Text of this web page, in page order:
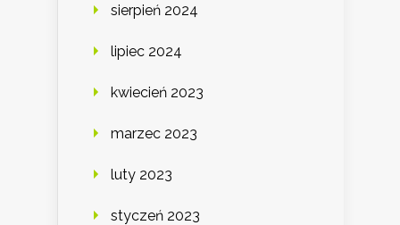
sierpień 2024
lipiec 2024
kwiecień 2023
marzec 2023
luty 2023
styczeń 2023